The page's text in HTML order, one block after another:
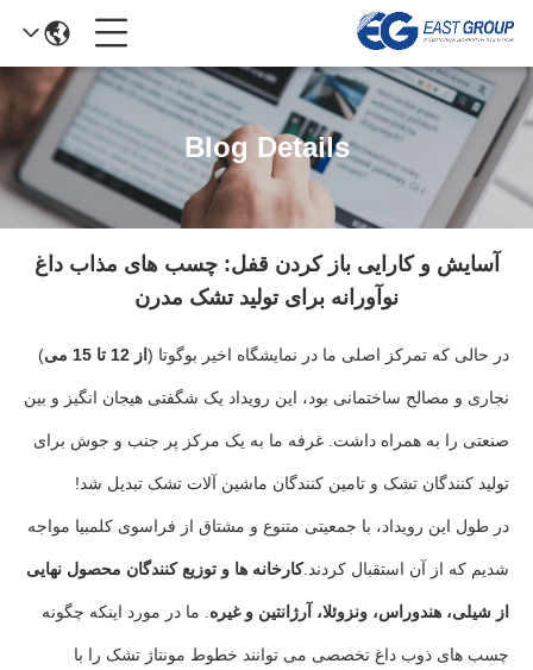
Blog Details
آسایش و کارایی باز کردن قفل: چسب های مذاب داغ
نوآورانه برای تولید تشک مدرن
در حالی که تمرکز اصلی ما در نمایشگاه اخیر بوگوتا ( از 12 تا 15 می )
نجاری و مصالح ساختمانی بود، این رویداد یک شگفتی هیجان انگیز و بین
صنعتی را به همراه داشت. غرفه ما به یک مرکز پر جنب و جوش برای
تولید کنندگان تشک و تامین کنندگان ماشین آلات تشک تبدیل شد!
در طول این رویداد، با جمعیتی متنوع و مشتاق از فراسوی کلمبیا مواجه
شدیم که از آن استقبال کردند.کارخانه ها و توزیع کنندگان محصول نهایی
از شیلی، هندوراس، ونزوئلا، آرژانتین و غیره . ما در مورد اینکه چگونه
چسب های ذوب داغ تخصصی می توانند خطوط مونتاژ تشک را با